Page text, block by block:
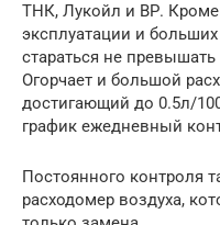
ТНК, Лукойл и ВР.
эксплуатации и
стараться не
Огорчает и большой
достигающий до 0.5л/
график ежедневный
Постоянного контроля
расходомер воздуха,